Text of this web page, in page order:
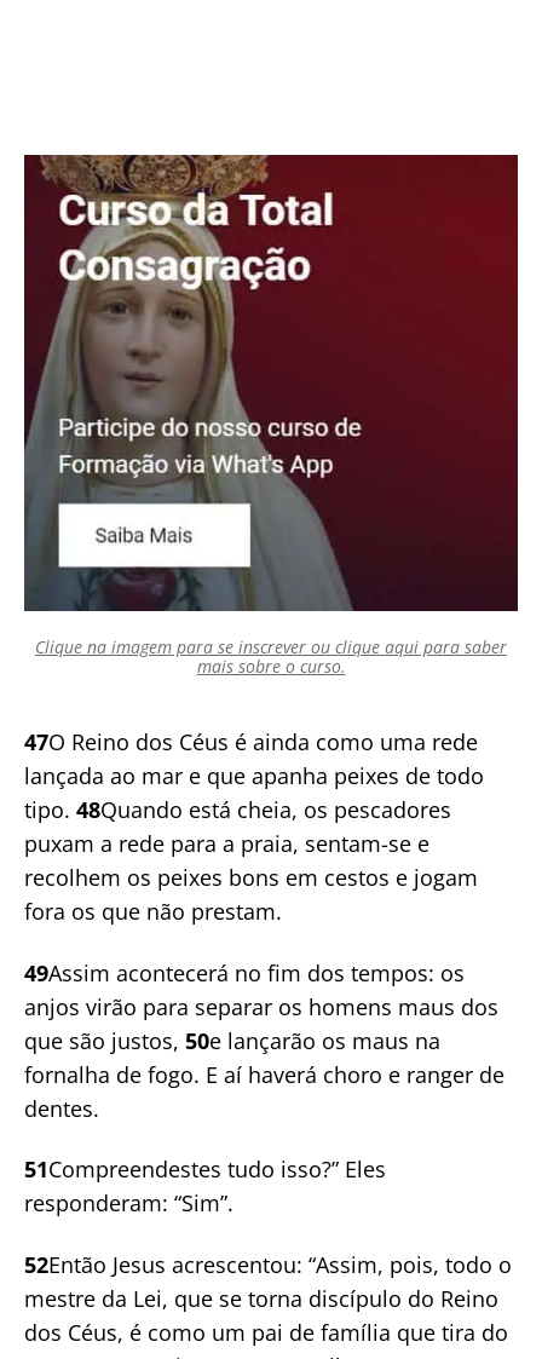
Clique na imagem para se inscrever ou clique aqui para saber
mais sobre o curso.
47O Reino dos Céus é ainda como uma rede
lançada ao mar e que apanha peixes de todo
tipo. 48Quando está cheia, os pescadores
puxam a rede para a praia, sentam-se e
recolhem os peixes bons em cestos e jogam
fora os que não prestam.
49Assim acontecerá no fim dos tempos: os
anjos virão para separar os homens maus dos
que são justos, 50e lançarão os maus na
fornalha de fogo. E aí haverá choro e ranger de
dentes.
51Compreendestes tudo isso?” Eles
responderam: “Sim”.
52Então Jesus acrescentou: “Assim, pois, todo o
mestre da Lei, que se torna discípulo do Reino
dos Céus, é como um pai de família que tira do